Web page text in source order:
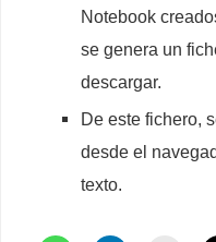
Notebook
se genera un
descargar.
De este fichero,
desde el
texto.